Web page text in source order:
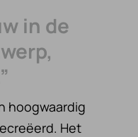
in de
hoogwaardig
Het